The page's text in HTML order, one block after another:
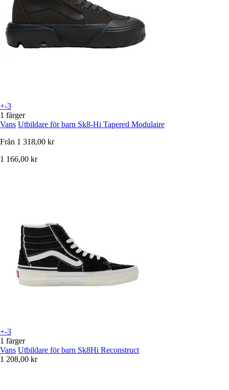
+-3
1 färger
Vans Utbildare för barn Sk8-Hi Tapered Modulaire
Från 1 318,00 kr
1 166,00 kr
+-3
1 färger
Vans Utbildare för barn Sk8Hi Reconstruct
1 208,00 kr